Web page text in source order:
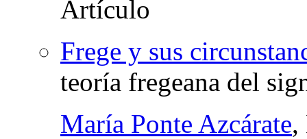
Frege y sus
teoría fregeana del
María Ponte Azcárate,